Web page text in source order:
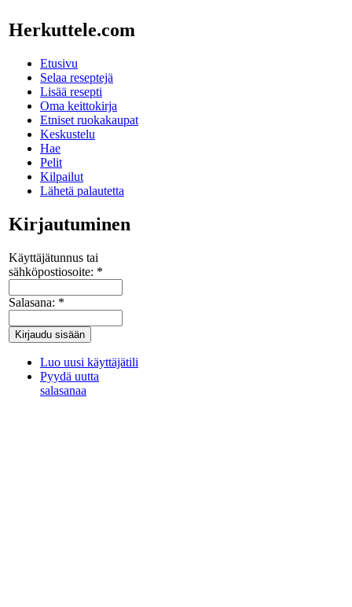
Herkuttele.com
Etusivu
Selaa reseptejä
Lisää resepti
Oma keittokirja
Etniset ruokakaupat
Keskustelu
Hae
Pelit
Kilpailut
Lähetä palautetta
Kirjautuminen
Käyttäjätunnus tai
sähköpostiosoite: *
Salasana: *
Luo uusi käyttäjätili
Pyydä uutta
salasanaa